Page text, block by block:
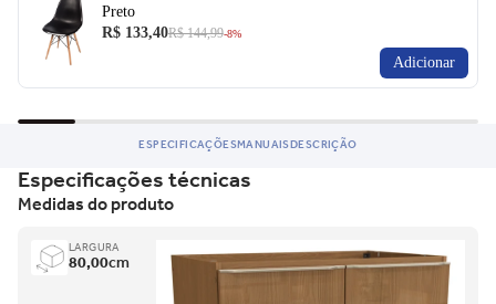
Preto
R$ 133,40R$ 144,99-8%
Adicionar
ESPECIFICAÇÕESMANUAISDESCRIÇÃO
Especificações técnicas
Medidas do produto
LARGURA
80,00cm